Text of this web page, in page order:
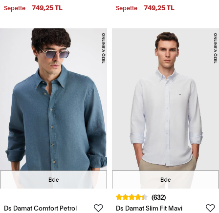
Nefes Alan Dört Mevsim
Sepette 749,25 TL Sepette 749,25 TL
Ekle
Ds Damat Comfort Petrol
Ekle
(632)
Ds Damat Slim Fit Mavi